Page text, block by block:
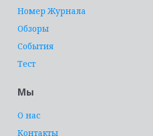
Номер Журнала
Обзоры
События
Тест
Мы
О нас
Контакты